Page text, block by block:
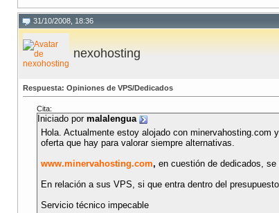
31/10/2008, 18:36
nexohosting
Respuesta: Opiniones de VPS/Dedicados
Cita:
Iniciado por malalengua
Hola. Actualmente estoy alojado con
oferta que hay para valorar siempre alternativas.
www.minervahosting.com, en cuestión de dedicados,
En relación a sus VPS, si que entra dentro del
Servicio técnico impecable